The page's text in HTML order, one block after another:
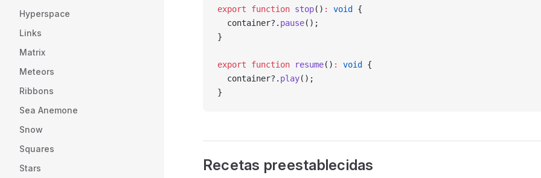
Hyperspace
Links
Matrix
Meteors
Ribbons
Sea Anemone
Snow
Squares
Stars
export function stop() : void
{
  container?.
pause();
}
export function resume() : void
{
  container?.
play();
}
Recetas preestablecidas